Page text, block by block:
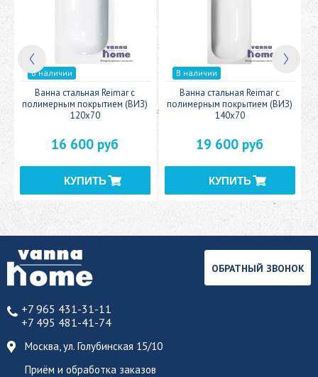
В наличии
Ванна стальная Reimar с
полимерным покрытием (ВИЗ)
120x70
16 600 руб
В наличии
Ванна стальная Reimar с
полимерным покрытием (ВИЗ)
140x70
19 600 руб
+7 965 431-31-11
+7 495 481-41-74
Москва, ул. Голубинская 15/10
Приём и обработка заказов
ОБРАТНЫЙ ЗВОНОК